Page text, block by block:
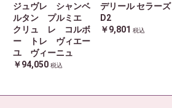
ジュヴレ シャンベ
ルタン プルミエ
クリュ レ コルボ
ー トレ ヴィエー
ユ ヴィーニュ
￥94,050 税込
デリール セラーズ
D2
￥9,801 税込